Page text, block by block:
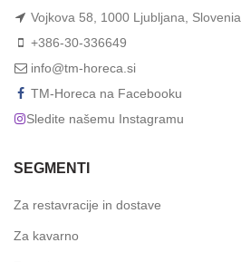
Vojkova 58, 1000 Ljubljana, Slovenia
+386-30-336649
info@tm-horeca.si
TM-Horeca na Facebooku
Sledite našemu Instagramu
SEGMENTI
Za restavracije in dostave
Za kavarno